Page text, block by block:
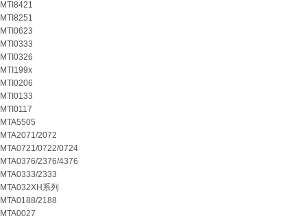
MTI8421
MTI8251
MTI0623
MTI0333
MTI0326
MTI199x
MTI0206
MTI0133
MTI0117
MTA5505
MTA2071/2072
MTA0721/0722/0724
MTA0376/2376/4376
MTA0333/2333
MTA032XH系列
MTA0188/2188
MTA0027